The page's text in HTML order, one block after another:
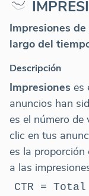
Impresiones
largo del
Descripción
Impresiones es
anuncios han
es el número de
clic en tus
es la proporción
a las
CTR =